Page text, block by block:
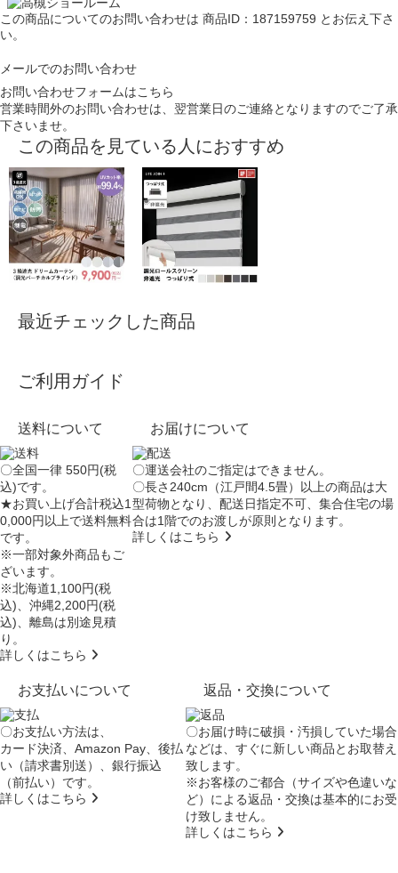
この商品についてのお問い合わせは 商品ID：187159759 とお伝え下さ
い。
メールでのお問い合わせ
お問い合わせフォームはこちら
営業時間外のお問い合わせは、翌営業日のご連絡となりますのでご了承
下さいませ。
この商品を見ている人におすすめ
最近チェックした商品
ご利用ガイド
送料について
〇全国一律 550円(税
込)です。
★お買い上げ合計税込1
0,000円以上で送料無料
です。
※一部対象外商品もご
ざいます。
※北海道1,100円(税
込)、沖縄2,200円(税
込)、離島は別途見積
り。
詳しくはこちら
お届けについて
〇運送会社のご指定はできません。
〇長さ240cm（江戸間4.5畳）以上の商品は大
型荷物となり、配送日指定不可 、集合住宅の場
合は1階でのお渡しが原則となります。
詳しくはこちら
お支払いについて
〇お支払い方法は、
カード決済、Amazon Pay、後払
い（請求書別送）、銀行振込
（前払い）です。
詳しくはこちら
返品・交換について
〇お届け時に破損・汚損していた場合
などは、すぐに新しい商品とお取替え
致します。
※お客様のご都合（サイズや色違いな
ど）による返品・交換は基本的にお受
け致しません。
詳しくはこちら